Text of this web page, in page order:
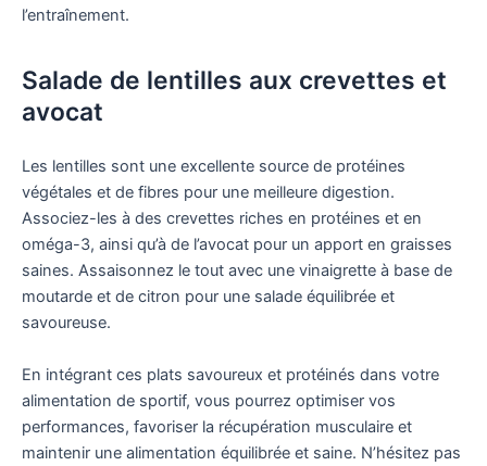
l’entraînement.
Salade de lentilles aux crevettes et
avocat
Les lentilles sont une excellente source de protéines
végétales et de fibres pour une meilleure digestion.
Associez-les à des crevettes riches en protéines et en
oméga-3, ainsi qu’à de l’avocat pour un apport en graisses
saines. Assaisonnez le tout avec une vinaigrette à base de
moutarde et de citron pour une salade équilibrée et
savoureuse.
En intégrant ces plats savoureux et protéinés dans votre
alimentation de sportif, vous pourrez optimiser vos
performances, favoriser la récupération musculaire et
maintenir une alimentation équilibrée et saine. N’hésitez pas